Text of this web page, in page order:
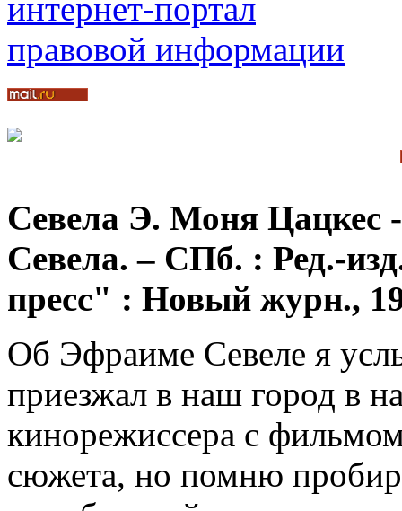
Севела Э. Моня Цацкес
Севела. – СПб. : Ред.-
пресс" : Новый журн.,
Об Эфраиме Севеле я
приезжал в наш город в
кинорежиссера с
сюжета, но помню